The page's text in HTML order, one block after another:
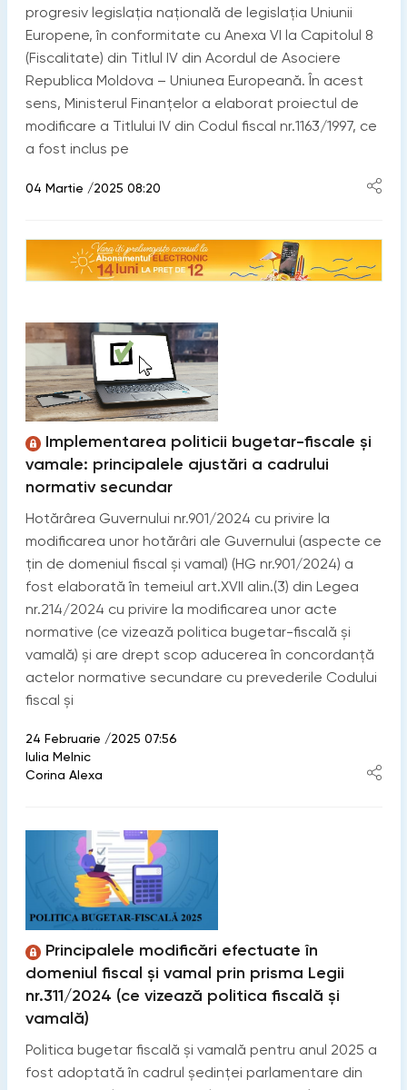
progresiv legislația națională de legislația Uniunii
Europene, în conformitate cu Anexa VI la Capitolul 8
(Fiscalitate) din Titlul IV din Acordul de Asociere
Republica Moldova – Uniunea Europeană. În acest
sens, Ministerul Finanțelor a elaborat proiectul de
modificare a Titlului IV din Codul fiscal nr.1163/1997, ce
a fost inclus pe
04 Martie /2025 08:20
Implementarea politicii bugetar-fiscale și
vamale: principalele ajustări a cadrului
normativ secundar
Hotărârea Guvernului nr.901/2024 cu privire la
modificarea unor hotărâri ale Guvernului (aspecte ce
țin de domeniul fiscal și vamal) (HG nr.901/2024) a
fost elaborată în temeiul art.XVII alin.(3) din Legea
nr.214/2024 cu privire la modificarea unor acte
normative (ce vizează politica bugetar-fiscală și
vamală) și are drept scop aducerea în concordanţă
actelor normative secundare cu prevederile Codului
fiscal și
24 Februarie /2025 07:56
Iulia Melnic
Corina Alexa
Principalele modificări efectuate în
domeniul fiscal și vamal prin prisma Legii
nr.311/2024 (ce vizează politica fiscală şi
vamală)
Politica bugetar fiscală și vamală pentru anul 2025 a
fost adoptată în cadrul ședinței parlamentare din